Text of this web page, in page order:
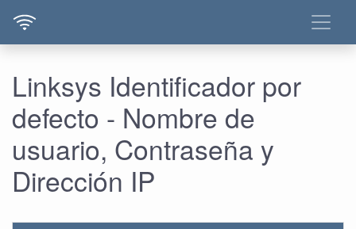
Linksys Identificador por
defecto - Nombre de
usuario, Contraseña y
Dirección IP